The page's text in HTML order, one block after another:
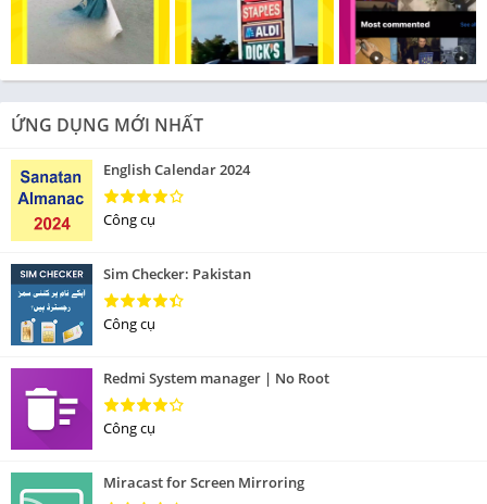
ỨNG DỤNG MỚI NHẤT
English Calendar 2024
Công cụ
Sim Checker: Pakistan
Công cụ
Redmi System manager | No Root
Công cụ
Miracast for Screen Mirroring